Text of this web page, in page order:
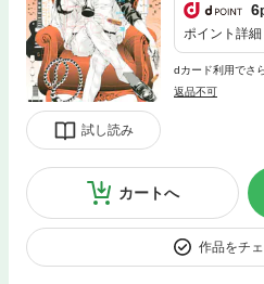
試し読み
6
ポイント詳細
dカード利用でさ
返品不可
カートへ
作品をチ